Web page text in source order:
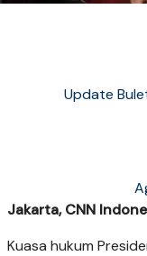
Update
Jakarta, CNN
Kuasa hukum